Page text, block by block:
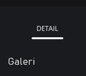
DETAIL
Galeri